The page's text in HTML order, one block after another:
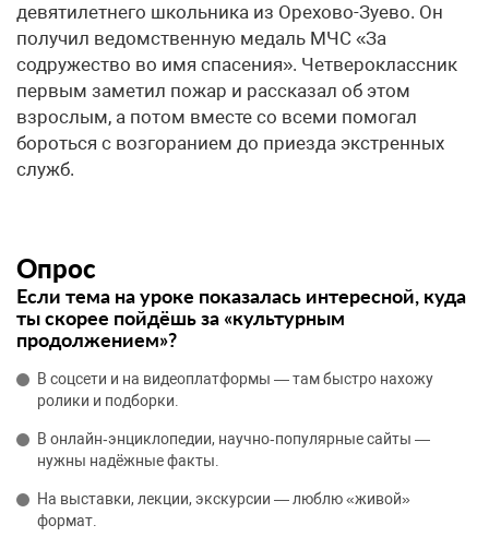
девятилетнего школьника из Орехово-Зуево. Он
получил ведомственную медаль МЧС «За
содружество во имя спасения». Четвероклассник
первым заметил пожар и рассказал об этом
взрослым, а потом вместе со всеми помогал
бороться с возгоранием до приезда экстренных
служб.
Опрос
Если тема на уроке показалась интересной, куда
ты скорее пойдёшь за «культурным
продолжением»?
В соцсети и на видеоплатформы — там быстро нахожу
ролики и подборки.
В онлайн‑энциклопедии, научно‑популярные сайты —
нужны надёжные факты.
На выставки, лекции, экскурсии — люблю «живой»
формат.